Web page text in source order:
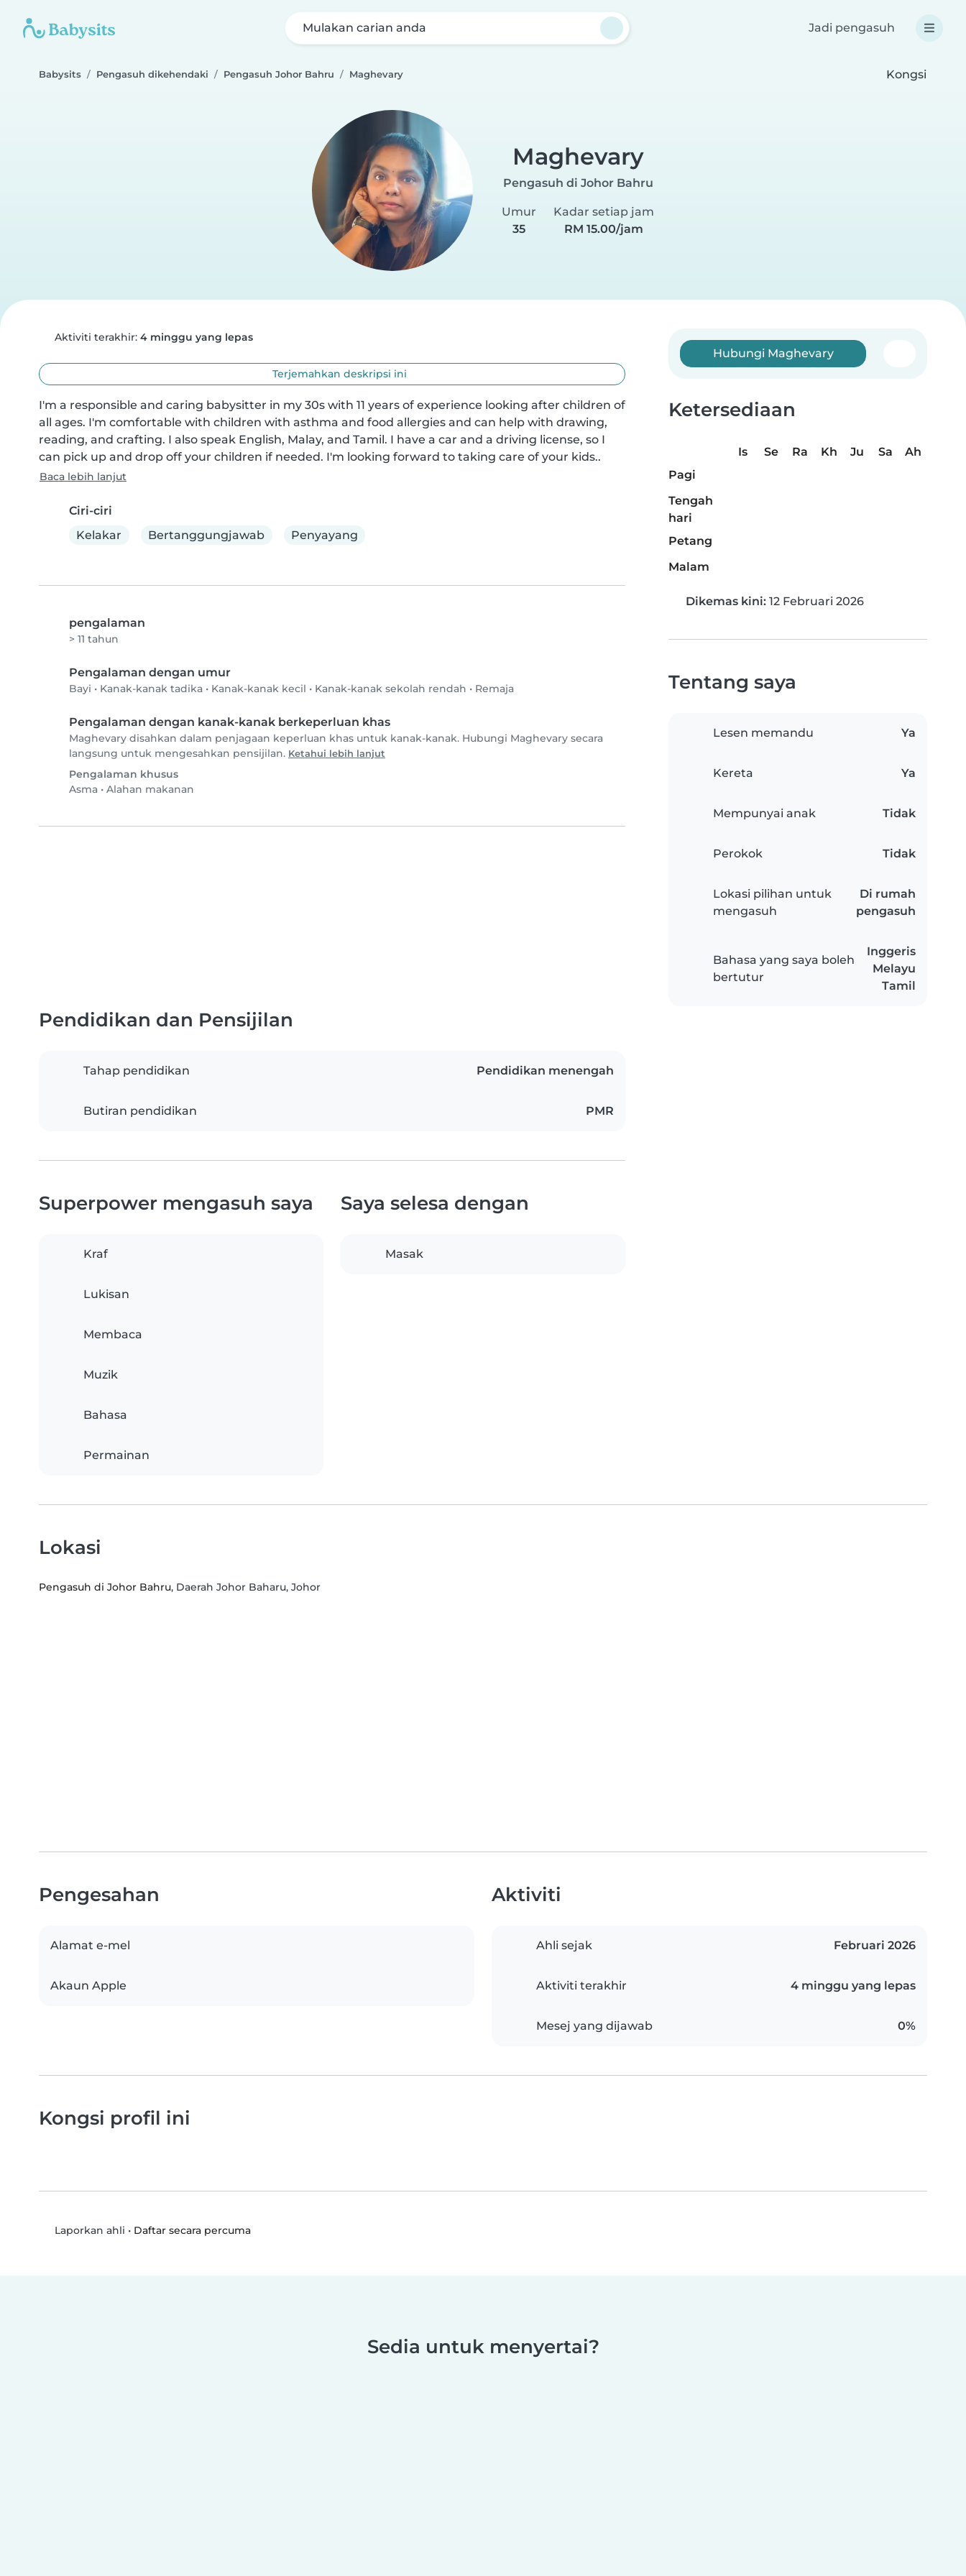
Mulakan carian anda Jadi pengasuh
Babysits Pengasuh dikehendaki Pengasuh Johor Bahru Maghevary Kongsi
Maghevary
Pengasuh di Johor Bahru
Umur
35
Kadar setiap jam
RM 15.00/jam
Aktiviti terakhir: 4 minggu yang lepas
Terjemahkan deskripsi ini
I'm a responsible and caring babysitter in my 30s with 11 years of experience looking after children of
all ages. I'm comfortable with children with asthma and food allergies and can help with drawing,
reading, and crafting. I also speak English, Malay, and Tamil. I have a car and a driving license, so I
can pick up and drop off your children if needed. I'm looking forward to taking care of your kids..
Baca lebih lanjut
Ciri-ciri
Kelakar
Bertanggungjawab Penyayang
pengalaman
> 11 tahun
Pengalaman dengan umur
Bayi • Kanak-kanak tadika • Kanak-kanak kecil • Kanak-kanak sekolah rendah • Remaja
Pengalaman dengan kanak-kanak berkeperluan khas
Maghevary disahkan dalam penjagaan keperluan khas untuk kanak-kanak. Hubungi Maghevary secara
langsung untuk mengesahkan pensijilan. Ketahui lebih lanjut
Pengalaman khusus
Asma • Alahan makanan
Hubungi Maghevary
Ketersediaan
Is Se Ra Kh Ju Sa
Ah
Pagi
Tengah
hari
Petang
Malam
Dikemas kini: 12 Februari 2026
Tentang saya
Lesen memandu Ya
Kereta Ya
Mempunyai anak Tidak
Perokok Tidak
Lokasi pilihan untuk
mengasuh
Di rumah
pengasuh
Bahasa yang saya boleh
bertutur
Inggeris
Melayu
Tamil
Pendidikan dan Pensijilan
Tahap pendidikan Pendidikan menengah
Butiran pendidikan PMR
Superpower mengasuh saya
Kraf
Lukisan
Membaca
Muzik
Bahasa
Permainan
Saya selesa dengan
Masak
Lokasi
Pengasuh di Johor Bahru, Daerah Johor Baharu, Johor
Pengesahan
Alamat e-mel
Akaun Apple
Aktiviti
Ahli sejak Februari 2026
Aktiviti terakhir 4 minggu yang lepas
Mesej yang dijawab 0%
Kongsi profil ini
Laporkan ahli • Daftar secara percuma
Sedia untuk menyertai?